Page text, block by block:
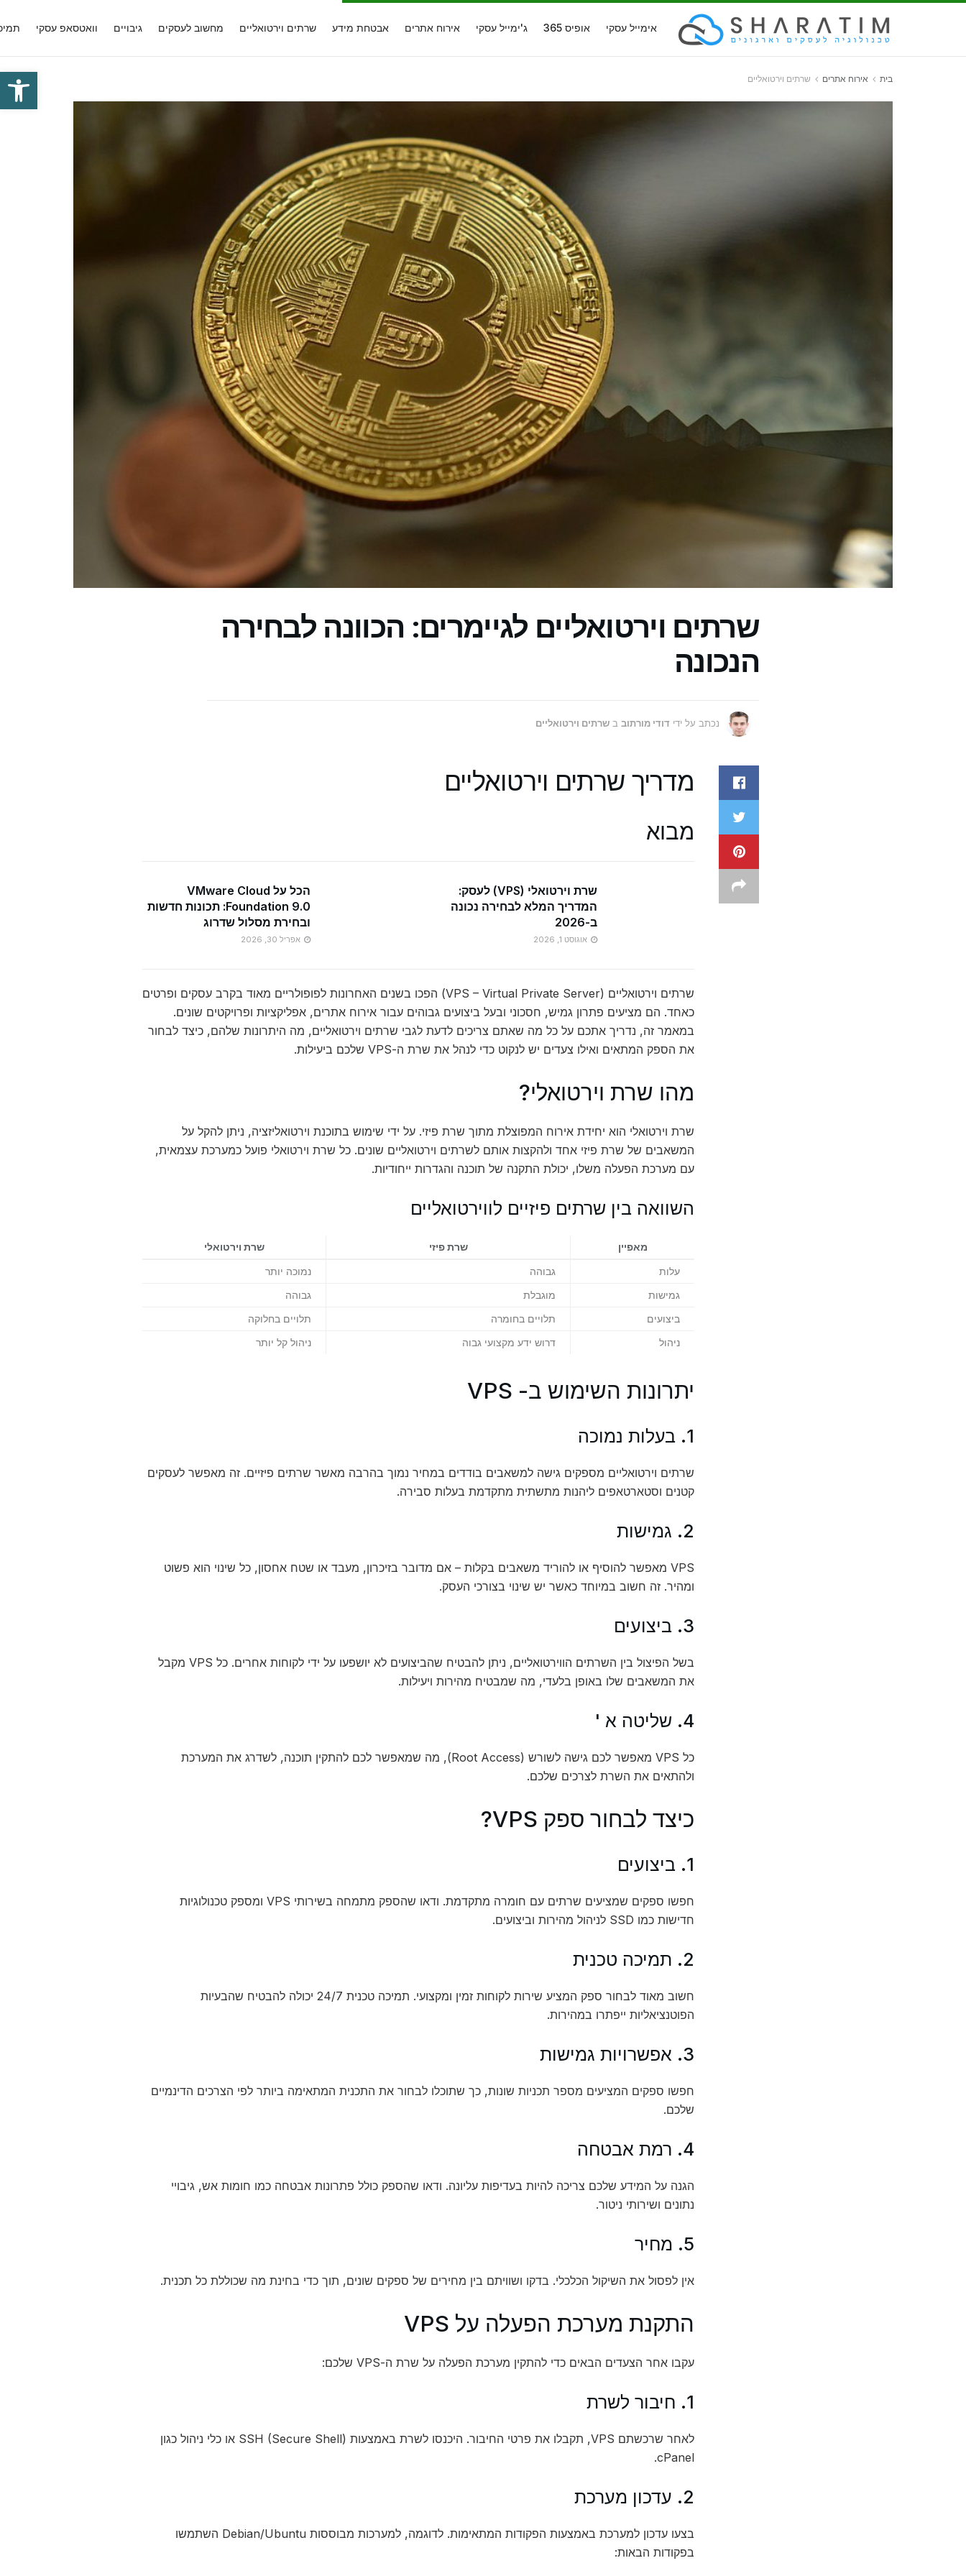
פתח
אימייל עסקי אופיס 365 ג'ימייל עסקי אירוח אתרים אבטחת מידע שרתים וירטואליים מחשוב לעסקים גיבויים וואטסאפ עסקי
בית אירוח אתרים שרתים וירטואליים
שרתים וירטואליים לגיימרים: הכוונה לבחירה
הנכונה
נכתב על ידי דודי מורתוב ב שרתים וירטואליים
מדריך שרתים וירטואליים
מבוא
שרת וירטואלי (VPS) לעסק:
המדריך המלא לבחירה נכונה
ב-2026
אוגוסט 1, 2026
הכל על VMware Cloud
Foundation 9.0: תכונות חדשות
ובחירת מסלול שדרוג
אפריל 30, 2026
שרתים וירטואליים (VPS – Virtual Private Server) הפכו בשנים האחרונות לפופולריים מאוד בקרב עסקים ופרטים
כאחד. הם מציעים פתרון גמיש, חסכוני ובעל ביצועים גבוהים עבור אירוח אתרים, אפליקציות ופרויקטים שונים.
במאמר זה, נדריך אתכם על כל מה שאתם צריכים לדעת לגבי שרתים וירטואליים, מה היתרונות שלהם, כיצד לבחור
את הספק המתאים ואילו צעדים יש לנקוט כדי לנהל את שרת ה-VPS שלכם ביעילות.
מהו שרת וירטואלי?
שרת וירטואלי הוא יחידת אירוח המפוצלת מתוך שרת פיזי. על ידי שימוש בתוכנת וירטואליזציה, ניתן להקל על
המשאבים של שרת פיזי אחד ולהקצות אותם לשרתים וירטואליים שונים. כל שרת וירטואלי פועל כמערכת עצמאית,
עם מערכת הפעלה משלו, יכולת התקנה של תוכנה והגדרות ייחודיות.
השוואה בין שרתים פיזיים לווירטואליים
מאפיין שרת פיזי שרת וירטואלי
עלות גבוהה נמוכה יותר
גמישות מוגבלת גבוהה
ביצועים תלויים בחומרה תלויים בחלוקה
ניהול דרוש ידע מקצועי גבוה ניהול קל יותר
יתרונות השימוש ב- VPS
1. בעלות נמוכה
שרתים וירטואליים מספקים גישה למשאבים בודדים במחיר נמוך בהרבה מאשר שרתים פיזיים. זה מאפשר לעסקים
קטנים וסטארטאפים ליהנות מתשתית מתקדמת בעלות סבירה.
2. גמישות
VPS מאפשר להוסיף או להוריד משאבים בקלות – אם מדובר בזיכרון, מעבד או שטח אחסון, כל שינוי הוא פשוט
ומהיר. זה חשוב במיוחד כאשר יש שינוי בצורכי העסק.
3. ביצועים
בשל הפיצול בין השרתים הווירטואליים, ניתן להבטיח שהביצועים לא יושפעו על ידי לקוחות אחרים. כל VPS מקבל
את המשאבים שלו באופן בלעדי, מה שמבטיח מהירות ויעילות.
4. שליטה א '
כל VPS מאפשר לכם גישה לשורש (Root Access), מה שמאפשר לכם להתקין תוכנה, לשדרג את המערכת
ולהתאים את השרת לצרכים שלכם.
כיצד לבחור ספק VPS?
1. ביצועים
חפשו ספקים שמציעים שרתים עם חומרה מתקדמת. ודאו שהספק מתמחה בשירותי VPS ומספק טכנולוגיות
חדישות כמו SSD לניהול מהירות וביצועים.
2. תמיכה טכנית
חשוב מאוד לבחור ספק המציע שירות לקוחות זמין ומקצועי. תמיכה טכנית 24/7 יכולה להבטיח שהבעיות
הפוטנציאליות ייפתרו במהירות.
3. אפשרויות גמישות
חפשו ספקים המציעים מספר תכניות שונות, כך שתוכלו לבחור את התכנית המתאימה ביותר לפי הצרכים הדינמיים
שלכם.
4. רמת אבטחה
הגנה על המידע שלכם צריכה להיות בעדיפות עליונה. ודאו שהספק כולל פתרונות אבטחה כמו חומות אש, גיבויי
נתונים ושירותי ניטור.
5. מחיר
אין לפסול את השיקול הכלכלי. בדקו ושוויתם בין מחירים של ספקים שונים, תוך כדי בחינת מה שכוללת כל תכנית.
התקנת מערכת הפעלה על VPS
עקבו אחר הצעדים הבאים כדי להתקין מערכת הפעלה על שרת ה-VPS שלכם:
1. חיבור לשרת
לאחר שרכשתם VPS, תקבלו את פרטי החיבור. היכנסו לשרת באמצעות SSH (Secure Shell) או כלי ניהול כגון
cPanel.
2. עדכון מערכת
בצעו עדכון למערכת באמצעות הפקודות המתאימות. לדוגמה, למערכות מבוססות Debian/Ubuntu השתמשו
בפקודות הבאות: